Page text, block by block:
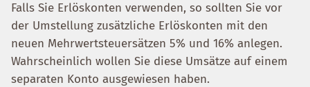
Falls Sie Erlöskonten verwenden, so sollten Sie vor
der Umstellung zusätzliche Erlöskonten mit den
neuen Mehrwertsteuersätzen 5% und 16% anlegen.
Wahrscheinlich wollen Sie diese Umsätze auf einem
separaten Konto ausgewiesen haben.